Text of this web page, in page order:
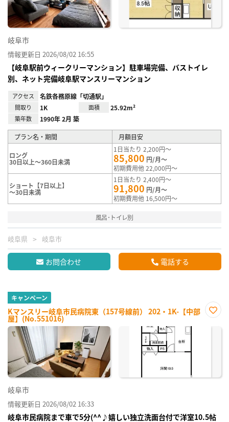
岐阜市
情報更新日 2026/08/02 16:55
【岐阜駅前ウィークリーマンション】駐車場完備、バストイレ
別、ネット完備岐阜駅マンスリーマンション
アクセス 名鉄各務原線「切通駅」
間取り 1K 面積 25.92m²
築年数 1990年 2月 築
プラン名・期間 月額目安
ロング
30日以上～360日未満
1日当たり 2,200円～
85,800 円/月～
初期費用他 22,000円～
ショート【7日以上】
～30日未満
1日当たり 2,400円～
91,800 円/月～
初期費用他 16,500円～
風呂･トイレ別
岐阜県 岐阜市
お問合わせ 電話する
キャンペーン
Kマンスリー岐阜市民病院東（157号線前） 202・1K-【中部
屋】(No.551016)
に入
岐阜市
情報更新日 2026/08/02 16:33
岐阜市民病院まで車で5分(^^♪嬉しい独立洗面台付で洋室10.5帖